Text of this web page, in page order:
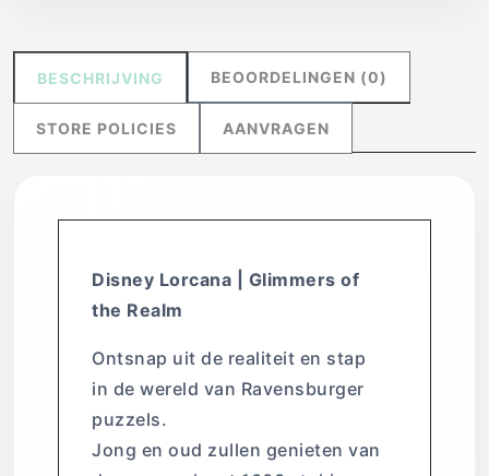
BESCHRIJVING BEOORDELINGEN (0)
STORE POLICIES AANVRAGEN
Disney Lorcana | Glimmers of
the Realm
Ontsnap uit de realiteit en stap
in de wereld van Ravensburger
puzzels.
Jong en oud zullen genieten van